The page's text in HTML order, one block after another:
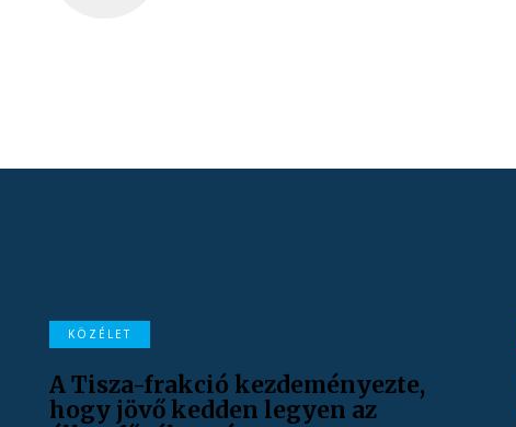
KÖZÉLET
A Tisza-frakció kezdeményezte,
hogy jövő kedden legyen az